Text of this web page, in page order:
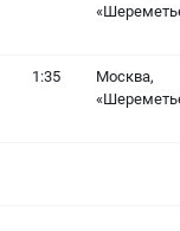
1:35
Москва,